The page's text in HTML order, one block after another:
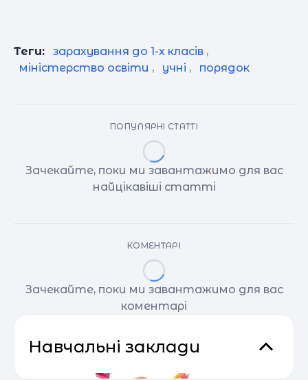
Теги: зарахування до 1-х класів ,
міністерство освіти , учні , порядок
ПОПУЛЯРНІ СТАТТІ
Зачекайте, поки ми завантажимо для вас
найцікавіші статті
КОМЕНТАРІ
Зачекайте, поки ми завантажимо для вас
коментарі
Навчальні заклади